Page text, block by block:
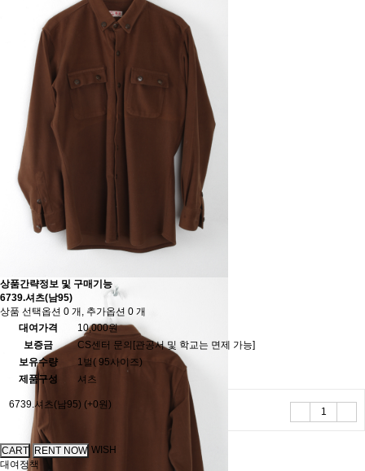
상품간략정보 및 구매기능
6739.셔츠(남95)
상품 선택옵션 0 개, 추가옵션 0 개
대여가격
10,000원
보증금
CS센터 문의[관공서 및 학교는 면제 가능]
보유수량
1벌( 95사이즈)
제품구성
셔츠
6739.셔츠(남95) (+0원)
WISH
대여정책